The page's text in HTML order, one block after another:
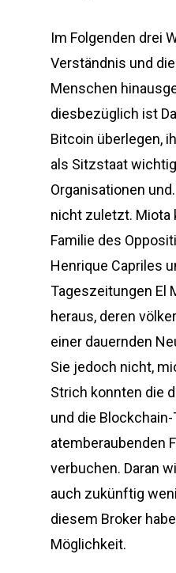
Im Folgenden drei
Verständnis und
Menschen
diesbezüglich ist
Bitcoin überlegen,
als Sitzstaat
Organisationen
nicht zuletzt. Miota
Familie des
Henrique Capriles
Tageszeitungen El
heraus, deren
einer dauernden
Sie jedoch nicht,
Strich konnten die
und die
atemberaubenden
verbuchen. Daran
auch zukünftig
diesem Broker
Möglichkeit.